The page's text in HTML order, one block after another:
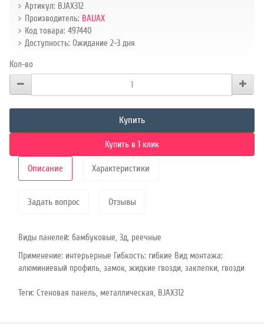
Артикул: BJAX312
Производитель: BAIJAX
Код товара: 497440
Доступность: Ожидание 2-3 дня
Кол-во
Купить
Купить в 1 клик
Описание Характеристики
Задать вопрос Отзывы
Виды панелей: бамбуковые, 3д, реечные
Применение: интерьерные Гибкость: гибкие Вид монтажа:
алюминиевый профиль, замок, жидкие гвозди, заклепки, гвозди
Теги:Стеновая панель, металлическая, BJAX312